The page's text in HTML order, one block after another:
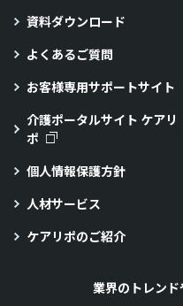
資料ダウンロード
よくあるご質問
お客様専用サポートサイト
介護ポータルサイト ケアリ
ポ
個人情報保護方針
人材サービス
ケアリポのご紹介
業界のトレンド